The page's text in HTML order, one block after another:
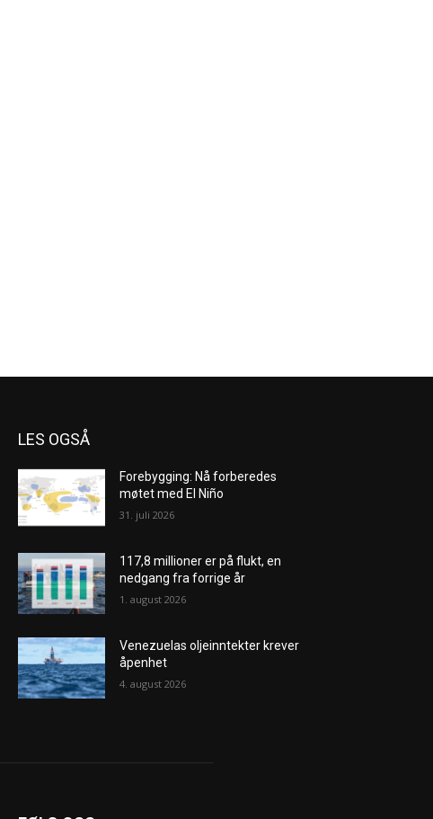
LES OGSÅ
Forebygging: Nå forberedes
møtet med El Niño
31. juli 2026
117,8 millioner er på flukt, en
nedgang fra forrige år
1. august 2026
Venezuelas oljeinntekter krever
åpenhet
4. august 2026